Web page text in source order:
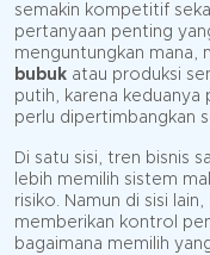
semakin kompetitif
pertanyaan penting
menguntungkan mana,
bubuk atau produksi
putih, karena keduanya
perlu dipertimbangkan
Di satu sisi, tren bisnis
lebih memilih sistem
risiko. Namun di sisi
memberikan kontrol
bagaimana memilih